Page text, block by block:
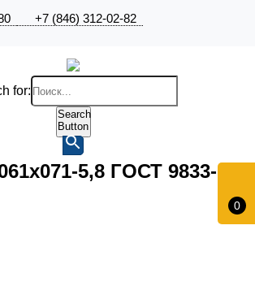
+7 (846) 312-02-82
0
for:
Search
Button
5,8 ГОСТ 9833-